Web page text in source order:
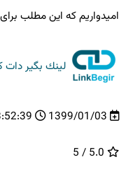
امیدواریم که این مطلب
لینك بگیر دات
1399/01/03